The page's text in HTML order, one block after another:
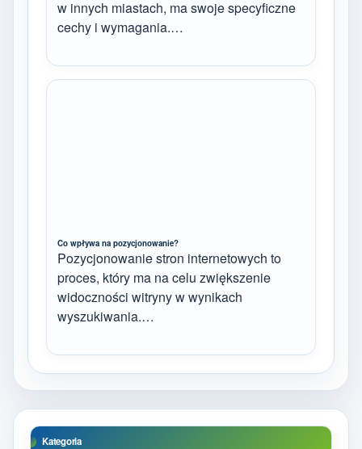
w innych miastach, ma swoje specyficzne
cechy i wymagania.…
Co wpływa na pozycjonowanie?
Pozycjonowanie stron internetowych to
proces, który ma na celu zwiększenie
widoczności witryny w wynikach
wyszukiwania.…
Kategoria